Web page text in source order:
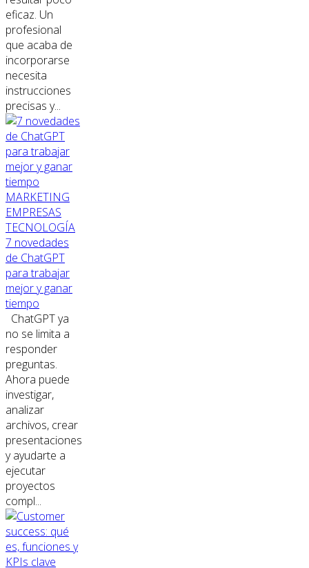
eficaz. Un
profesional
que acaba de
incorporarse
necesita
instrucciones
precisas y...
MARKETING
EMPRESAS
TECNOLOGÍA
7 novedades
de ChatGPT
para trabajar
mejor y ganar
tiempo
ChatGPT ya
no se limita a
responder
preguntas.
Ahora puede
investigar,
analizar
archivos, crear
presentaciones
y ayudarte a
ejecutar
proyectos
compl...